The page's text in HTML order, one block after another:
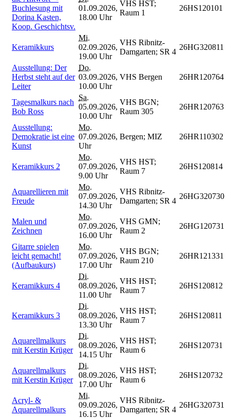
Buchlesung mit
Dorina Kasten,
Koop. Geschichtsv.
01.09.2026,
18.00 Uhr
VHS HST;
Raum 1
26HS120101
Keramikkurs
Mi.
02.09.2026,
19.00 Uhr
VHS Ribnitz-
Damgarten; SR 4
26HG320811
Ausstellung: Der
Herbst steht auf der
Leiter
Do.
03.09.2026,
10.00 Uhr
VHS Bergen 26HR120764
Tagesmalkurs nach
Bob Ross
Sa.
05.09.2026,
10.00 Uhr
VHS BGN;
Raum 305
26HR120763
Ausstellung:
Demokratie ist eine
Kunst
Mo.
07.09.2026,
Uhr
Bergen; MIZ 26HR110302
Keramikkurs 2
Mo.
07.09.2026,
9.00 Uhr
VHS HST;
Raum 7
26HS120814
Aquarellieren mit
Freude
Mo.
07.09.2026,
14.30 Uhr
VHS Ribnitz-
Damgarten; SR 4
26HG320730
Malen und
Zeichnen
Mo.
07.09.2026,
16.00 Uhr
VHS GMN;
Raum 2
26HG120731
Gitarre spielen
leicht gemacht!
(Aufbaukurs)
Mo.
07.09.2026,
17.00 Uhr
VHS BGN;
Raum 210
26HR121331
Keramikkurs 4
Di.
08.09.2026,
11.00 Uhr
VHS HST;
Raum 7
26HS120812
Keramikkurs 3
Di.
08.09.2026,
13.30 Uhr
VHS HST;
Raum 7
26HS120811
Aquarellmalkurs
mit Kerstin Krüger
Di.
08.09.2026,
14.15 Uhr
VHS HST;
Raum 6
26HS120731
Aquarellmalkurs
mit Kerstin Krüger
Di.
08.09.2026,
17.00 Uhr
VHS HST;
Raum 6
26HS120732
Acryl- &
Aquarellmalkurs
Mi.
09.09.2026,
16.15 Uhr
VHS Ribnitz-
Damgarten; SR 4
26HG320731